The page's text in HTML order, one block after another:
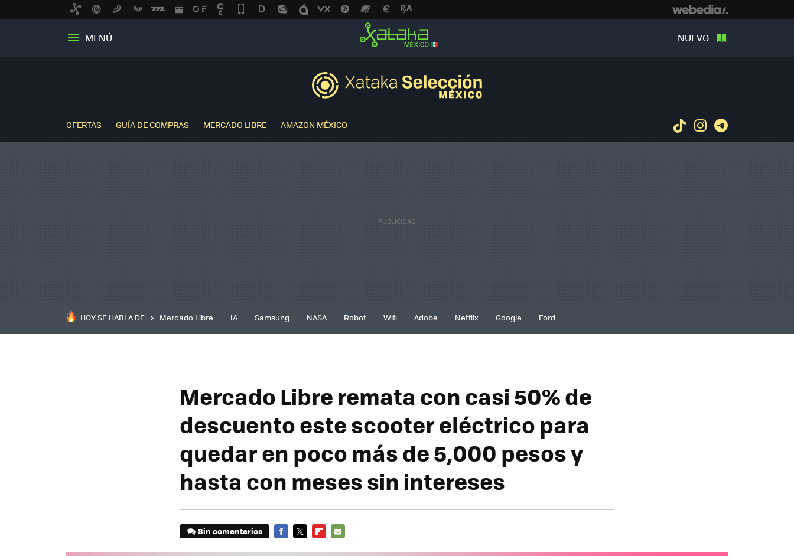
MENÚ NUEVO
OFERTAS GUÍA DE COMPRAS MERCADO LIBRE AMAZON MÉXICO TiktokInstagram
HOY SE HABLA DE Mercado Libre IA Samsung NASA Robot Wifi Adobe Netflix Google Ford
Mercado Libre remata con casi 50% de
descuento este scooter eléctrico para
quedar en poco más de 5,000 pesos y
hasta con meses sin intereses
Sin comentarios